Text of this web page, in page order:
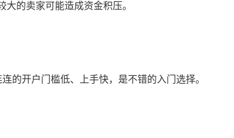
的卖家可能造成资金积压。
的开户门槛低、上手快，是不错的入门选择。